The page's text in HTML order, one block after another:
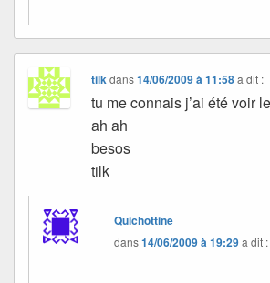
tilk dans14/06/2009 à 11:58 a dit :
tu me connais j’ai été voir
ah ah
besos
tilk
Quichottine
dans14/06/2009 à 19:29a dit :